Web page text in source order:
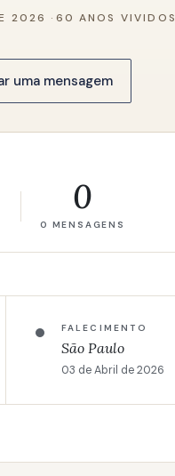
2026 · 60 ANOS VIVIDOS
uma mensagem
0
0 MENSAGENS
FALECIMENTO
São Paulo
03 de Abril de 2026